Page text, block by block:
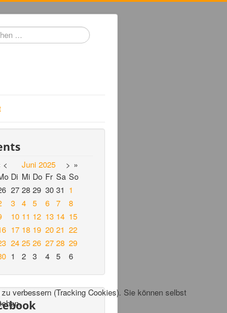
< Juni 2025 > »
Di Mi Do Fr Sa So
27 28 29 30 31 1
3 4 5 6 7
8
10 11 12 13 14 15
17 18 19 20 21 22
24 25 26 27 28 29
1 2 3 4 5 6
verbessern (Tracking Cookies). Sie können selbst